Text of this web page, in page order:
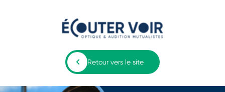
Retour vers le site